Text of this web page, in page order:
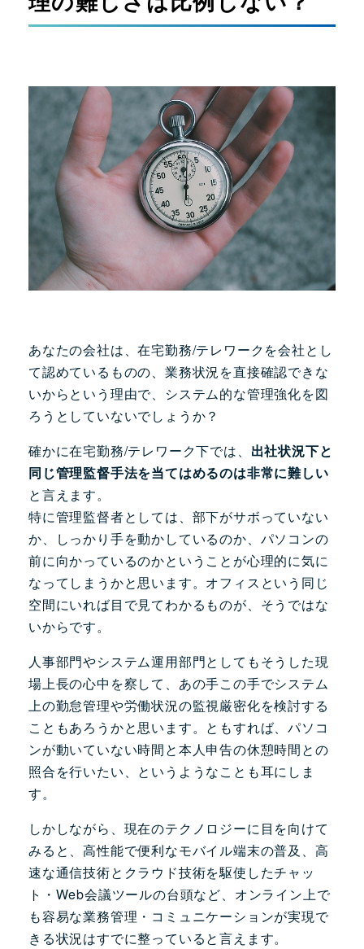
あなたの会社は、在宅勤務/テレワークを会社とし
て認めているものの、業務状況を直接確認できな
いからという理由で、システム的な管理強化を図
ろうとしていないでしょうか？
確かに在宅勤務/テレワーク下では、 出社状況下と
同じ管理監督手法を当てはめるのは非常に難しい
と言えます。
特に管理監督者としては、部下がサボっていない
か、しっかり手を動かしているのか、パソコンの
前に向かっているのかということが心理的に気に
なってしまうかと思います。オフィスという同じ
空間にいれば目で見てわかるものが、そうではな
いからです。
人事部門やシステム運用部門としてもそうした現
場上長の心中を察して、あの手この手でシステム
上の勤怠管理や労働状況の監視厳密化を検討する
こともあろうかと思います。ともすれば、パソコ
ンが動いていない時間と本人申告の休憩時間との
照合を行いたい、というようなことも耳にしま
す。
しかしながら、現在のテクノロジーに目を向けて
みると、高性能で便利なモバイル端末の普及、高
速な通信技術とクラウド技術を駆使したチャッ
ト・Web会議ツールの台頭など、オンライン上で
も容易な業務管理・コミュニケーションが実現で
きる状況はすでに整っていると言えます。